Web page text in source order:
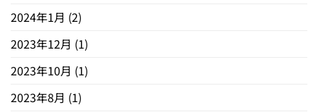
2024年1月 (2)
2023年12月 (1)
2023年10月 (1)
2023年8月 (1)